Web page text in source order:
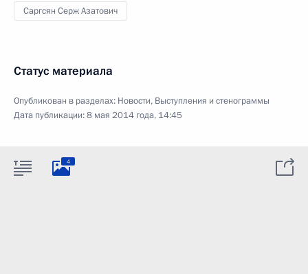
Саргсян Серж Азатович
Статус материала
Опубликован в разделах: Новости, Выступления и стенограммы
Дата публикации:8 мая 2014 года, 14:45
4